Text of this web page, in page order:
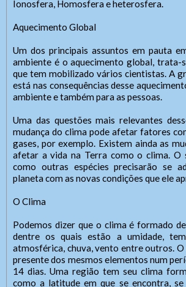
Ionosfera, Homosfera e heterosfera.
Aquecimento Global
Um dos principais assuntos em pauta
ambiente é o aquecimento global, trata-
que tem mobilizado vários cientistas. A
está nas consequências desse
ambiente e também para as pessoas.
Uma das questões mais relevantes
mudança do clima pode afetar fatores
gases, por exemplo. Existem ainda as
afetar a vida na Terra como o clima. O
como outras espécies precisarão se
planeta com as novas condições que ele
O Clima
Podemos dizer que o clima é formado
dentre os quais estão a umidade,
atmosférica, chuva, vento entre outros. O
presente dos mesmos elementos num
14 dias. Uma região tem seu clima
como a latitude em que se encontra,
Tamanho da fonte:
Letra A > Fonte tamanho normal.
Letra A+ > Aumenta o tamanho da
Letra A- > Diminui o tamanho da fonte.
Gerenciador
Usuário
Senha
Webmail
Usuário
Senha
Endereço:
Cidade:
Nome do Atendente:
SIC Físico
Endereço
Endereço de atendimento
Tel: (xx) 0000-0000,
Celular/WhatsApp (xx) 00000-0000
Atendente/Ouvidor:
Nome do Atendente/Ouvidor
Fale Conosco